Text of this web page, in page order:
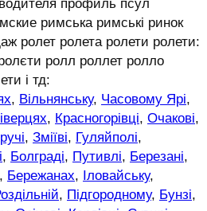
профиль псул
римська римські ринок
ролет ролета ролети ролети:
ролл роллет ролло
і тд:
, Вільнянську, Часовому Ярі,
, Красногорівці, Очакові,
, Зміїві, Гуляйполі,
, Болграді, Путивлі, Березані,
, Бережанах, Іловайську,
, Підгородному, Бунзі,